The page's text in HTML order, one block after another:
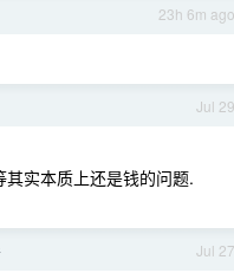
23h 6m ago
Jul 29
实本质上还是钱的问题.
Jul 27